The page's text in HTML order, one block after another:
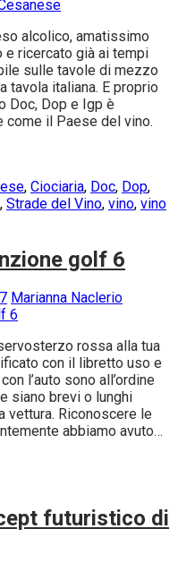
alcolico, amatissimo
ricercato già ai tempi
sulle tavole di mezzo
tavola italiana. E proprio
Doc, Dop e Igp è
come il Paese del vino.
, Ciociaria, Doc, Dop,
, Strade del Vino, vino, vino
golf 6
Marianna Naclerio
rossa alla tua
con il libretto uso e
l’auto sono all’ordine
siano brevi o lunghi
vettura. Riconoscere le
abbiamo avuto…
futuristico di